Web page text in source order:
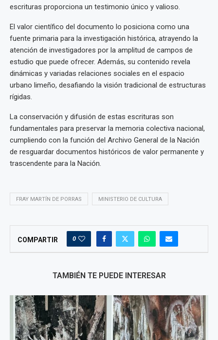
escrituras proporciona un testimonio único y valioso.
El valor científico del documento lo posiciona como una
fuente primaria para la investigación histórica, atrayendo la
atención de investigadores por la amplitud de campos de
estudio que puede ofrecer. Además, su contenido revela
dinámicas y variadas relaciones sociales en el espacio
urbano limeño, desafiando la visión tradicional de estructuras
rígidas.
La conservación y difusión de estas escrituras son
fundamentales para preservar la memoria colectiva nacional,
cumpliendo con la función del Archivo General de la Nación
de resguardar documentos históricos de valor permanente y
trascendente para la Nación.
FRAY MARTÍN DE PORRAS MINISTERIO DE CULTURA
COMPARTIR 0
TAMBIÉN TE PUEDE INTERESAR